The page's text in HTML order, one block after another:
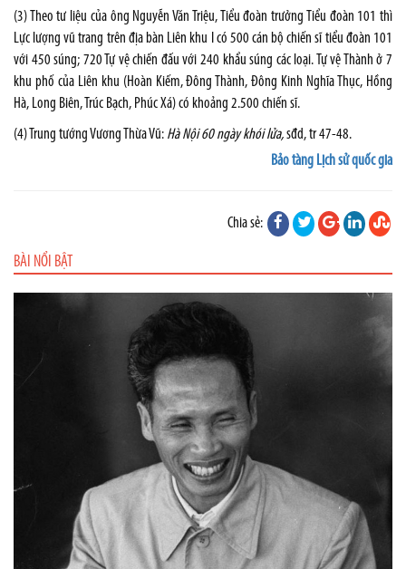
(3) Theo tư liệu của ông Nguyễn Văn Triệu, Tiểu đoàn trưởng Tiểu đoàn 101 thì
Lực lượng vũ trang trên địa bàn Liên khu I có 500 cán bộ chiến sĩ tiểu đoàn 101
với 450 súng; 720 Tự vệ chiến đấu với 240 khẩu súng các loại. Tự vệ Thành ở 7
khu phố của Liên khu (Hoàn Kiếm, Đông Thành, Đông Kinh Nghĩa Thục, Hồng
Hà, Long Biên, Trúc Bạch, Phúc Xá) có khoảng 2.500 chiến sĩ.
(4) Trung tướng Vương Thừa Vũ: Hà Nội 60 ngày khói lửa,sđd, tr 47-48.
Bảo tàng Lịch sử quốc gia
Chia sẻ:
BÀI NỔI BẬT